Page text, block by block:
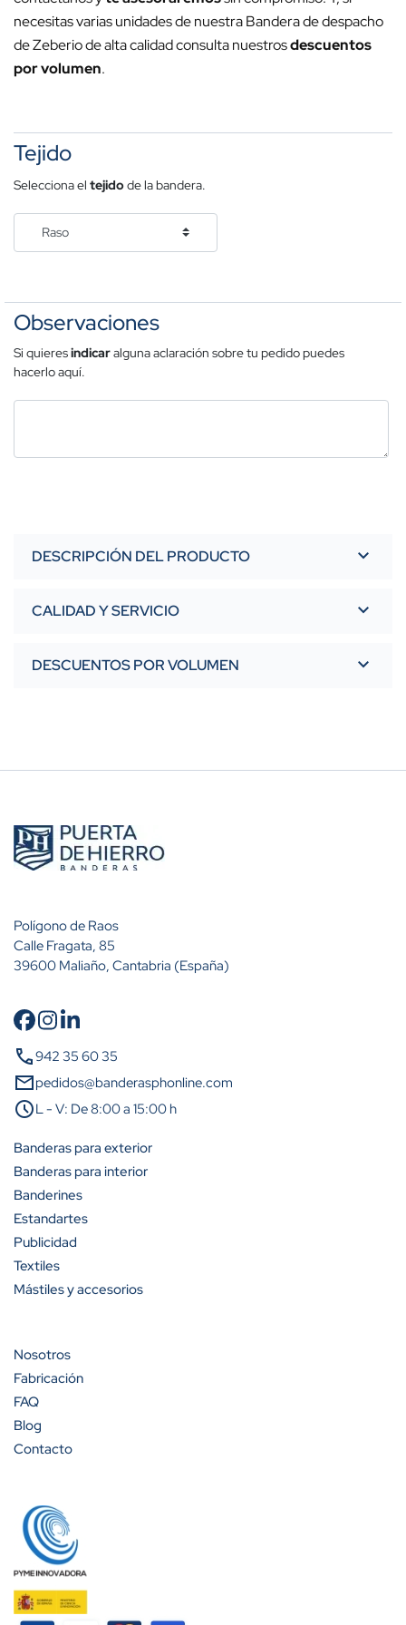
necesitas varias unidades de nuestra Bandera de despacho
de Zeberio de alta calidad consulta nuestrosdescuentos
por volumen.
Tejido
Selecciona el tejidode la bandera.
Observaciones
Si quieresindicaralguna aclaración sobre tu pedido puedes
hacerlo aquí.
DESCRIPCIÓN DEL PRODUCTO
CALIDAD Y SERVICIO
DESCUENTOS POR VOLUMEN
Cantidad
A partir de 2 unidades
A partir de 10 unidades
A partir de 25 unidades
A partir de 50 unidades
A partir de 75 unidades
Polígono de Raos
Calle Fragata, 85
39600 Maliaño, Cantabria (España)
call942 35 60 35
mailpedidos@banderasphonline.com
scheduleL - V: De 8:00 a 15:00 h
Banderas para exterior
Banderas para interior
Banderines
Estandartes
Publicidad
Textiles
Mástiles y accesorios
Nosotros
Fabricación
FAQ
Blog
Contacto